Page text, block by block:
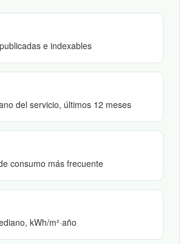
e indexables
del servicio, últimos 12 meses
consumo más frecuente
kWh/m²·año